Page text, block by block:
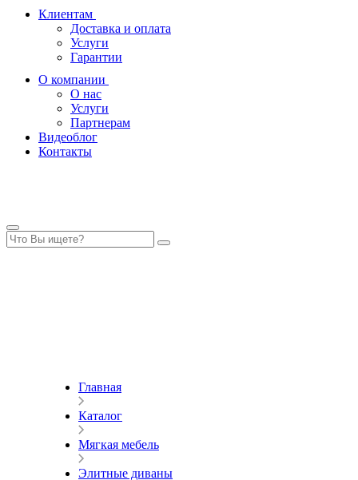
Клиентам
Доставка и оплата
Услуги
Гарантии
О компании
О нас
Услуги
Партнерам
Видеоблог
Контакты
Главная
Каталог
Мягкая мебель
Элитные диваны